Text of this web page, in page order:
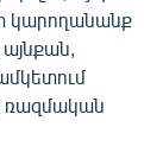
կարողանանք
ռազմական